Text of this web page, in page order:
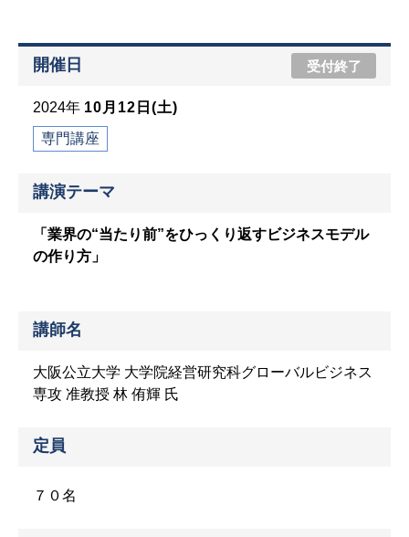
開催日 受付終了
2024年 10月12日(土)
専門講座
講演テーマ
「業界の“当たり前”をひっくり返すビジネスモデル
の作り方」
講師名
大阪公立大学 大学院経営研究科グローバルビジネス
専攻 准教授 林 侑輝 氏
定員
７０名